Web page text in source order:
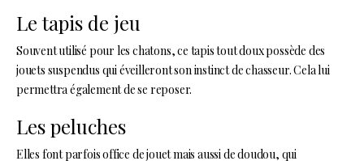
Le tapis de jeu
Souvent utilisé pour les chatons, ce tapis tout doux possède des
jouets suspendus qui éveilleront son instinct de chasseur. Cela lui
permettra également de se reposer.
Les peluches
Elles font parfois office de jouet mais aussi de doudou, qui